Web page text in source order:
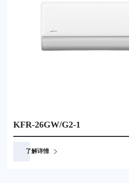
KFR-26GW/G2-1
了解详情